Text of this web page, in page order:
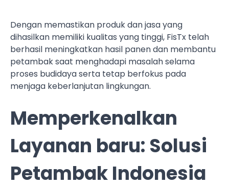
Dengan memastikan produk dan jasa yang
dihasilkan memiliki kualitas yang tinggi, FisTx telah
berhasil meningkatkan hasil panen dan membantu
petambak saat menghadapi masalah selama
proses budidaya serta tetap berfokus pada
menjaga keberlanjutan lingkungan.
Memperkenalkan
Layanan baru: Solusi
Petambak Indonesia